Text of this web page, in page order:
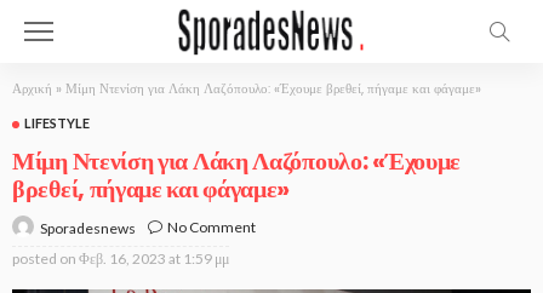
Αρχική » Μίμη Ντενίση για Λάκη Λαζόπουλο: «Έχουμε βρεθεί, πήγαμε και φάγαμε»
LIFESTYLE
Μίμη Ντενίση για Λάκη Λαζόπουλο: «Έχουμε
βρεθεί, πήγαμε και φάγαμε»
Sporadesnews
No Comment
posted on Φεβ. 16, 2023 at 1:59 μμ